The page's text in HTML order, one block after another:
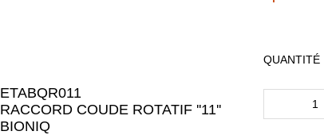
ETABQR011
RACCORD COUDE ROTATIF ''11''
BIONIQ
QUANTITÉ